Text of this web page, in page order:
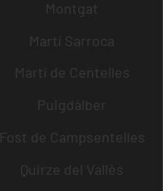
Montgat
Martí Sarroca
Martí de Centelles
Puigdàlber
Fost de Campsentelles
Quirze del Vallès